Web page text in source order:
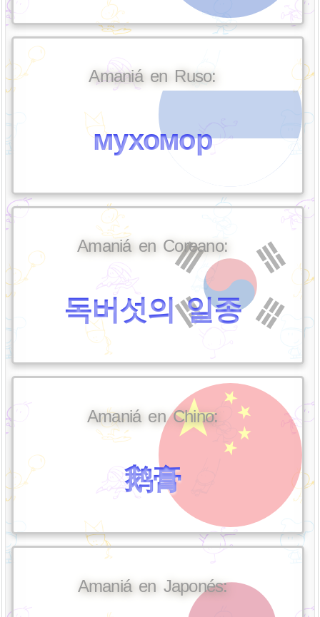
Amaniá en Ruso:
мухомор
Amaniá en Coreano:
독버섯의 일종
Amaniá en Chino:
鹅膏
Amaniá en Japonés: